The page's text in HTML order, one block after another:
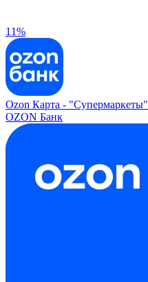
11%
Ozon Карта - "Супермаркеты"
OZON Банк